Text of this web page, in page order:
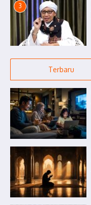
3
Terbaru